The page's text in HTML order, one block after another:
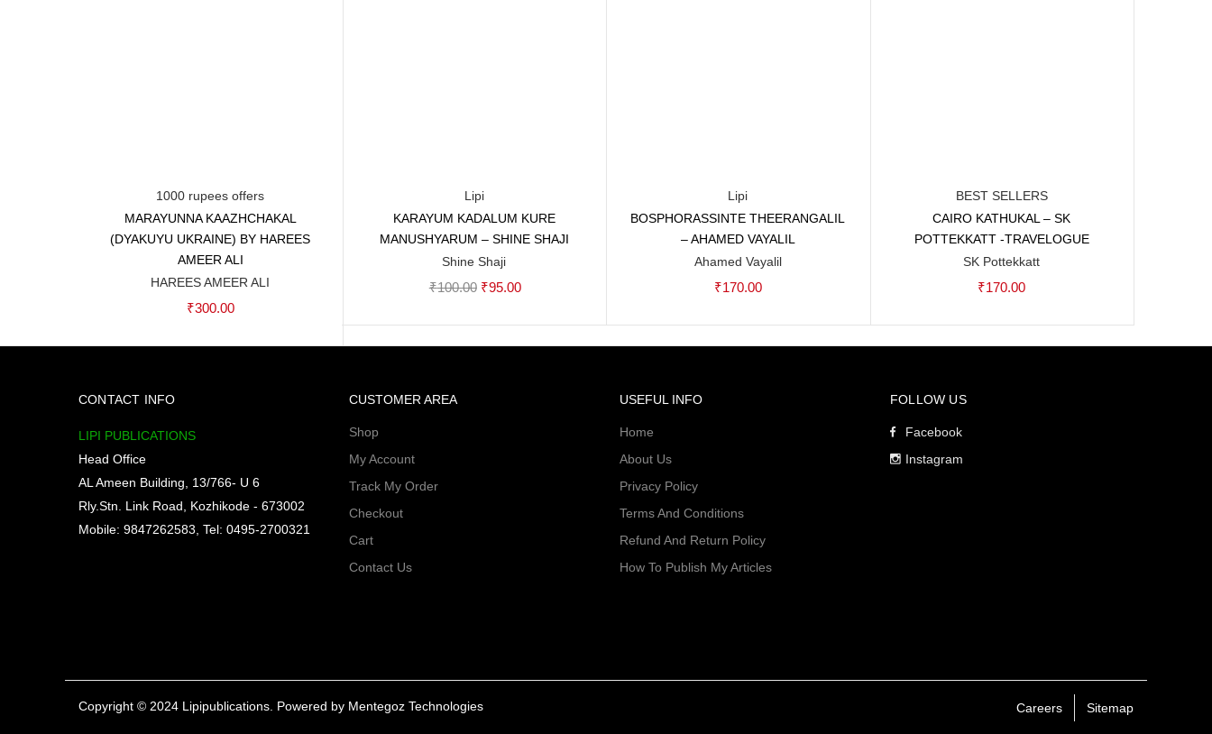
1000 rupees offers
Add to cart
MARAYUNNA KAAZHCHAKAL
(DYAKUYU UKRAINE) BY HAREES
AMEER ALI
HAREES AMEER ALI
₹300.00
Lipi
Add to cart
KARAYUM KADALUM KURE
MANUSHYARUM – SHINE SHAJI
Shine Shaji
₹100.00 Original
₹95.00Current
Lipi
Add to cart
BOSPHORASSINTE THEERANGALIL
– AHAMED VAYALIL
Ahamed Vayalil
₹170.00
BEST SELLERS
Add to cart
CAIRO KATHUKAL – SK
POTTEKKATT -TRAVELOGUE
SK Pottekkatt
₹170.00
CONTACT INFO
LIPI PUBLICATIONS
Head Office
AL Ameen Building, 13/766- U 6
Rly.Stn. Link Road, Kozhikode - 673002
Mobile: 9847262583, Tel: 0495-2700321
CUSTOMER AREA
Shop
My Account
Track My Order
Checkout
Cart
Contact Us
USEFUL INFO
Home
About Us
Privacy Policy
Terms And Conditions
Refund And Return Policy
How To Publish My Articles
FOLLOW US
Facebook
Instagram
Copyright © 2024 Lipipublications. Powered by Mentegoz Technologies Careers Sitemap